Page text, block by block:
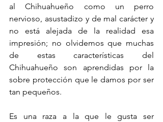
al Chihuahueño como un perro
nervioso, asustadizo y de mal carácter y
no está alejada de la realidad esa
impresión; no olvidemos que muchas
de estas características del
Chihuahueño son aprendidas por la
sobre protección que le damos por ser
tan pequeños.
Es una raza a la que le gusta ser